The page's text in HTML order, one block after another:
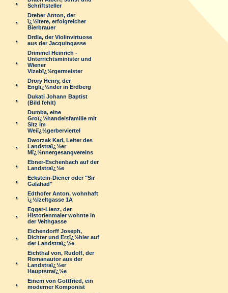
Schriftsteller
Dreher Anton, der
ï¿½ltere, erfolgreicher
Bierbrauer
Drdla, der Violinvirtuose
aus der Jacquingasse
Drimmel Heinrich -
Unterrichtsminister und
Wiener
Vizebï¿½rgermeister
Drory Henry, der
Englï¿½nder in Erdberg
Dukati Johann Baptist
(Bild fehlt)
Dumba, eine
Groï¿½handelsfamilie mit
Sitz im
Weiï¿½gerberviertel
Dworzak Karl, Leiter des
Landstraï¿½er
Mï¿½nnergesangvereins
Ebner-Eschenbach auf der
Landstraï¿½e
Eckstein-Diener oder "Sir
Galahad"
Edthofer Anton, wohnhaft
ï¿½lzeltgasse 1A
Egger-Lienz, der
Historienmaler wohnte in
der Veithgasse
Eichendorff Joseph,
Dichter und Erzï¿½hler auf
der Landstraï¿½e
Eichthal von, Rudolf, der
Romanautor aus der
Landstraï¿½er
Hauptstraï¿½e
Einem von Gottfried, ein
moderner Komponist